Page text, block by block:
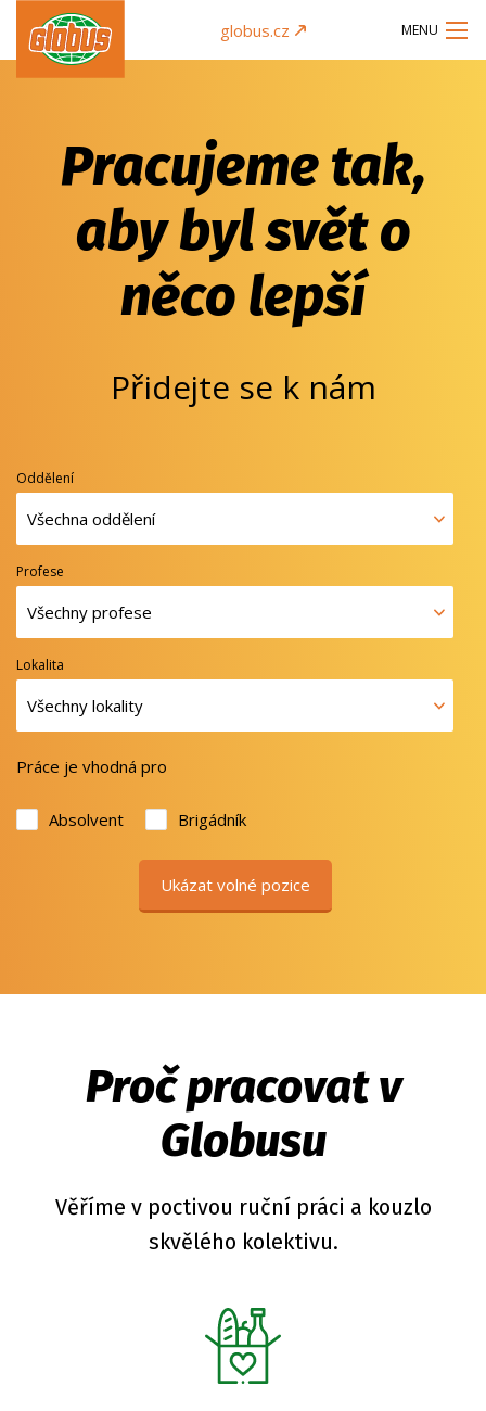
globus.cz MENU
Pracujeme tak,
aby byl svět o
něco lepší
Přidejte se k nám
Oddělení
Profese
Lokalita
Práce je vhodná pro
Absolvent Brigádník
Ukázat volné pozice
Proč pracovat v
Globusu
Věříme v poctivou ruční práci a kouzlo
skvělého kolektivu.